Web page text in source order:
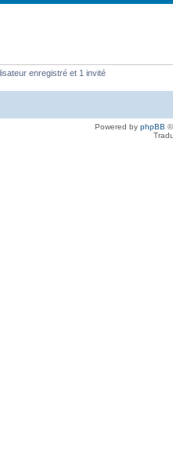
enregistré et 1 invité
Powered by phpBB